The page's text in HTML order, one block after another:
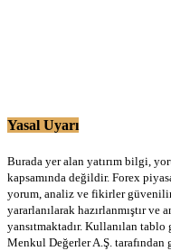
Yasal Uyarı
Burada yer alan yatırım bilgi,
kapsamında değildir. Forex
yorum, analiz ve fikirler
yararlanılarak hazırlanmıştır
yansıtmaktadır. Kullanılan
Menkul Değerler A.Ş.